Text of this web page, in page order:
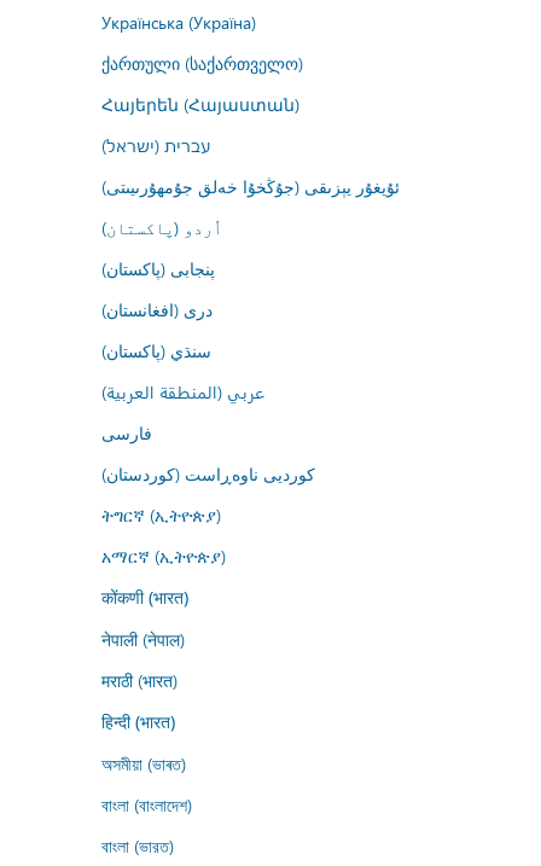
Українська (Україна)
ქართული (საქართველო)
Հայերեն (Հայաստան)
עברית (ישראל)
ئۇيغۇر يېزىقى (جۇڭخۇا خەلق جۇمھۇرىيىتى)
اُردو (پاکستان)
پنجابی (پاکستان)
درى (افغانستان)
سنڌي (پاکستان)
عربي (المنطقة العربية)
فارسى
کوردیی ناوەڕاست (کوردستان)
ትግርኛ (ኢትዮጵያ)
አማርኛ (ኢትዮጵያ)
कोंकणी (भारत)
नेपाली (नेपाल)
मराठी (भारत)
हिन्दी (भारत)
অসমীয়া (ভাৰত)
বাংলা (বাংলাদেশ)
বাংলা (ভারত)